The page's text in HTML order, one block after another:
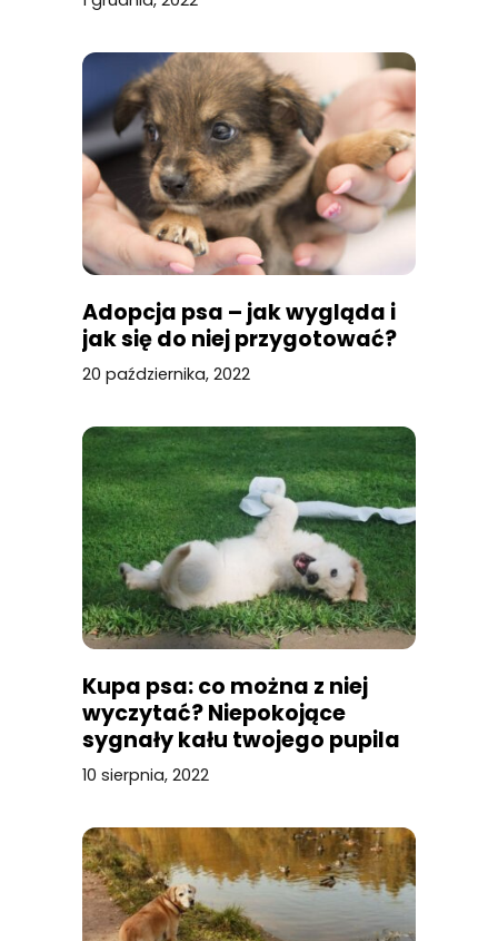
Adopcja psa – jak wygląda i
jak się do niej przygotować?
20 października, 2022
Kupa psa: co można z niej
wyczytać? Niepokojące
sygnały kału twojego pupila
10 sierpnia, 2022